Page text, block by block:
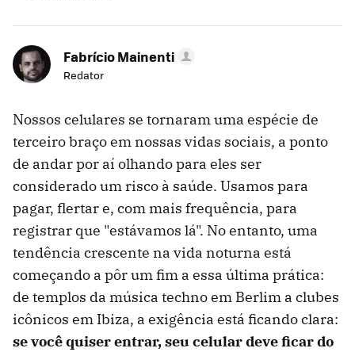
Fabrício Mainenti
Redator
Nossos celulares se tornaram uma espécie de
terceiro braço em nossas vidas sociais, a ponto
de andar por aí olhando para eles ser
considerado um risco à saúde. Usamos para
pagar, flertar e, com mais frequência, para
registrar que "estávamos lá". No entanto, uma
tendência crescente na vida noturna está
começando a pôr um fim a essa última prática:
de templos da música techno em Berlim a clubes
icônicos em Ibiza, a exigência está ficando clara:
se você quiser entrar, seu celular deve ficar do